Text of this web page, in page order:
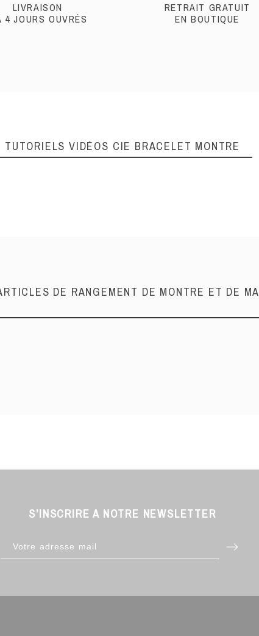
LIVRAISON
4 JOURS OUVRÉS
RETRAIT GRATUIT
EN BOUTIQUE
TUTORIELS VIDÉOS CIE BRACELET MONTRE
DE RANGEMENT DE MONTRE ET DE
S’INSCRIRE A NOTRE NEWSLETTER